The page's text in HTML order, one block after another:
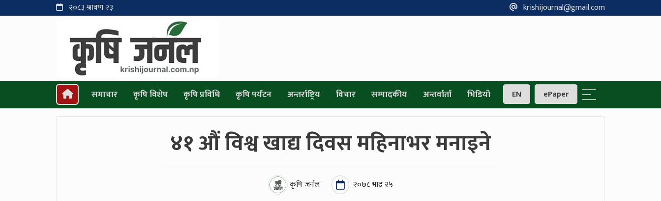
२०८३ श्रावण २३ krishijournal@gmail.com
समाचार कृषि विशेष कृषि प्रविधि कृषि पर्यटन अन्तर्राष्ट्रिय विचार सम्पादकीय अन्तर्वार्ता भिडियो EN ePaper
४१ औं विश्व खाद्य दिवस महिनाभर मनाइने
कृषि जर्नल २०७८ भाद्र २५